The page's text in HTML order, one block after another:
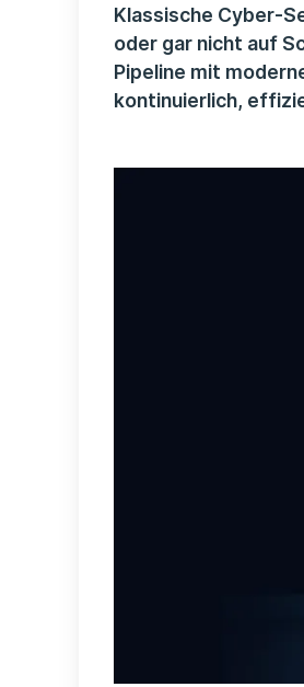
Klassische Cyber-
oder gar nicht auf
Pipeline mit
kontinuierlich,